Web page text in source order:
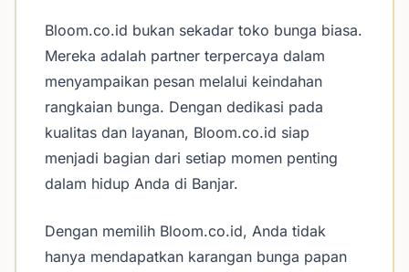
Bloom.co.id bukan sekadar toko bunga biasa.
Mereka adalah partner terpercaya dalam
menyampaikan pesan melalui keindahan
rangkaian bunga. Dengan dedikasi pada
kualitas dan layanan, Bloom.co.id siap
menjadi bagian dari setiap momen penting
dalam hidup Anda di Banjar.
Dengan memilih Bloom.co.id, Anda tidak
hanya mendapatkan karangan bunga papan